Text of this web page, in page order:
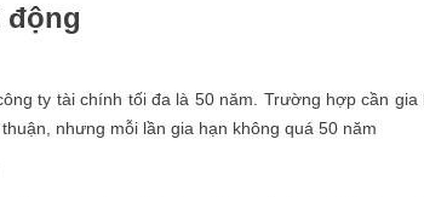
động
ty tài chính tối đa là 50 năm. Trường hợp cần
nhưng mỗi lần gia hạn không quá 50 năm